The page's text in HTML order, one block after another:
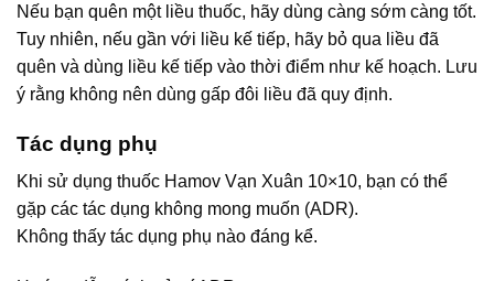
Nếu bạn quên một liều thuốc, hãy dùng càng sớm càng tốt.
Tuy nhiên, nếu gần với liều kế tiếp, hãy bỏ qua liều đã
quên và dùng liều kế tiếp vào thời điểm như kế hoạch. Lưu
ý rằng không nên dùng gấp đôi liều đã quy định.
Tác dụng phụ
Khi sử dụng thuốc Hamov Vạn Xuân 10×10, bạn có thể
gặp các tác dụng không mong muốn (ADR).
Không thấy tác dụng phụ nào đáng kể.